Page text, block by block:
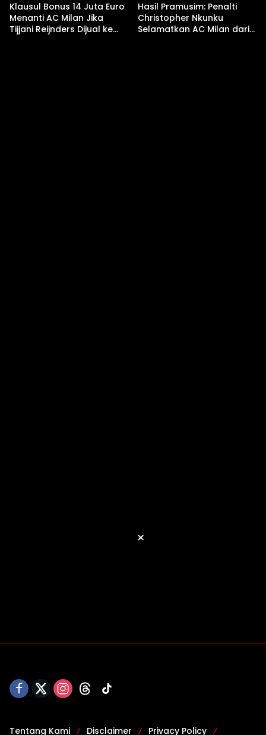
Klausul Bonus 14 Juta Euro
Menanti AC Milan Jika
Tijjani Reijnders Dijual ke
Hasil Pramusim: Penalti
Christopher Nkunku
Selamatkan AC Milan dari
Tentang Kami Disclaimer Privacy Policy
×